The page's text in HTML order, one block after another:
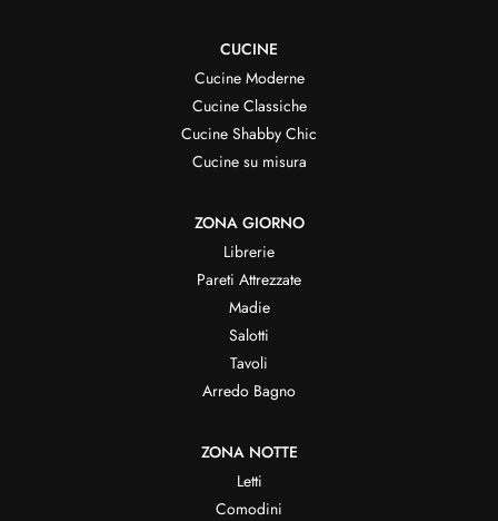
CUCINE
Cucine Moderne
Cucine Classiche
Cucine Shabby Chic
Cucine su misura
ZONA GIORNO
Librerie
Pareti Attrezzate
Madie
Salotti
Tavoli
Arredo Bagno
ZONA NOTTE
Letti
Comodini